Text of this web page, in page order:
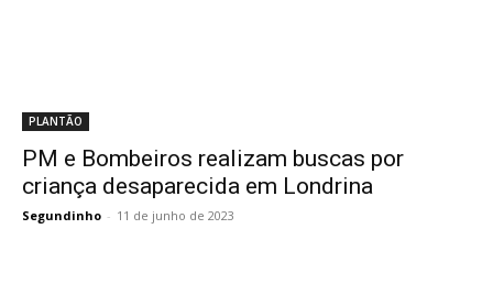
PLANTÃO
PM e Bombeiros realizam buscas por
criança desaparecida em Londrina
Segundinho - 11 de junho de 2023